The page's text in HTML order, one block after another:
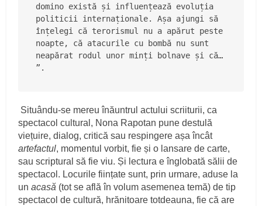
domino există și influențează evoluția
politicii internaționale. Așa ajungi să
înțelegi că terorismul nu a apărut peste
noapte, că atacurile cu bombă nu sunt
neapărat rodul unor minți bolnave și că…
”.
Situându-se mereu înăuntrul actului scriiturii, ca
spectacol cultural, Nona Rapotan pune destulă
viețuire, dialog, critică sau respingere așa încât
artefactul, momentul vorbit, fie și o lansare de carte,
sau scriptural să fie viu. Și lectura e înglobată sălii de
spectacol. Locurile ființate sunt, prin urmare, aduse la
un acasă (tot se află în volum asemenea temă) de tip
spectacol de cultură, hrănitoare totdeauna, fie că are